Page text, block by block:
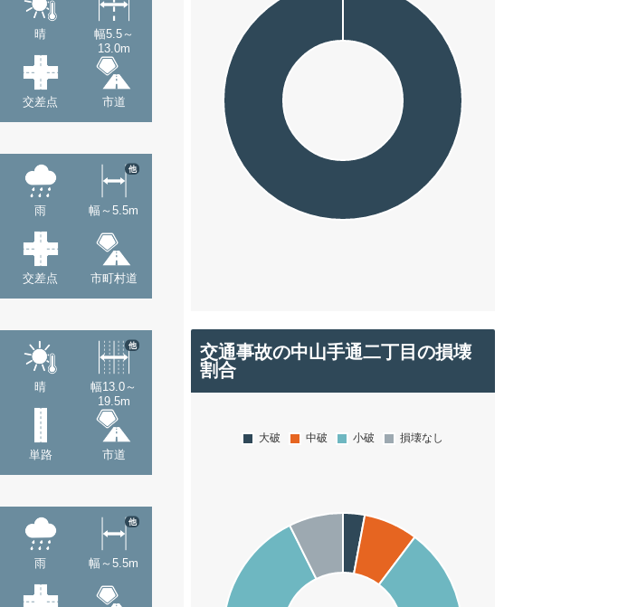
晴
幅5.5～
13.0m
交差点 市道
雨 幅～5.5m
他
交差点 市町村道
晴
幅13.0～
19.5m
他
単路 市道
雨 幅～5.5m
他
交通事故の中山手通二丁目の損壊
割合